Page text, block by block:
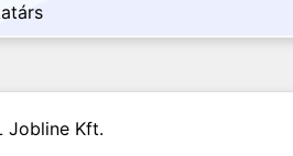
Jobline Kft.